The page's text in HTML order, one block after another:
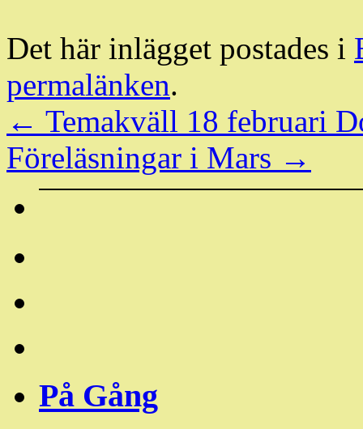
Det här inlägget postades i
permalänken.
← Temakväll 18 februari
Föreläsningar i Mars →
På Gång